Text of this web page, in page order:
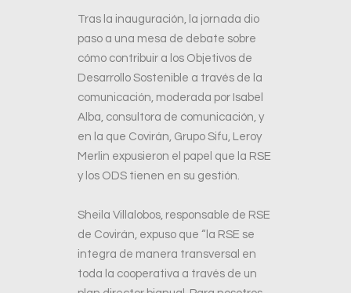
Tras la inauguración, la jornada dio
paso a una mesa de debate sobre
cómo contribuir a los Objetivos de
Desarrollo Sostenible a través de la
comunicación, moderada por Isabel
Alba, consultora de comunicación, y
en la que Covirán, Grupo Sifu, Leroy
Merlin expusieron el papel que la RSE
y los ODS tienen en su gestión.
Sheila Villalobos, responsable de RSE
de Covirán, expuso que “la RSE se
integra de manera transversal en
toda la cooperativa a través de un